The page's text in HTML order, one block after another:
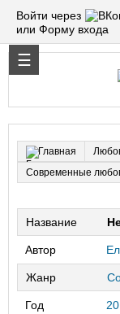
Войти через
или Форму входа
Главная
Современные
Название
Автор
Жанр
Год